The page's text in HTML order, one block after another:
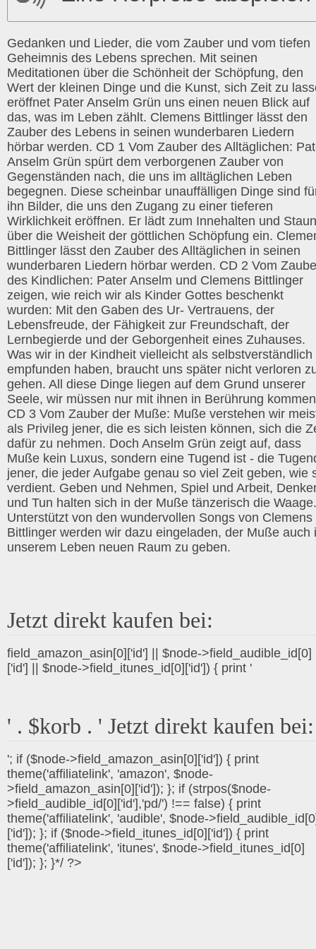
Gedanken und Lieder, die vom Zauber und vom tiefen
Geheimnis des Lebens sprechen. Mit seinen
Meditationen über die Schönheit der Schöpfung, den
Wert der kleinen Dinge und die Kunst, sich Zeit zu
eröffnet Pater Anselm Grün uns einen neuen Blick auf
das, was im Leben zählt. Clemens Bittlinger lässt den
Zauber des Lebens in seinen wunderbaren Liedern
hörbar werden. CD 1 Vom Zauber des Alltäglichen:
Anselm Grün spürt dem verborgenen Zauber von
Gegenständen nach, die uns im alltäglichen Leben
begegnen. Diese scheinbar unauffälligen Dinge sind
ihn Bilder, die uns den Zugang zu einer tieferen
Wirklichkeit eröffnen. Er lädt zum Innehalten und
über die Weisheit der göttlichen Schöpfung ein.
Bittlinger lässt den Zauber des Alltäglichen in seinen
wunderbaren Liedern hörbar werden. CD 2 Vom
des Kindlichen: Pater Anselm und Clemens Bittlinger
zeigen, wie reich wir als Kinder Gottes beschenkt
wurden: Mit den Gaben des Ur- Vertrauens, der
Lebensfreude, der Fähigkeit zur Freundschaft, der
Lernbegierde und der Geborgenheit eines Zuhauses.
Was wir in der Kindheit vielleicht als selbstverständlich
empfunden haben, braucht uns später nicht verloren
gehen. All diese Dinge liegen auf dem Grund unserer
Seele, wir müssen nur mit ihnen in Berührung
CD 3 Vom Zauber der Muße: Muße verstehen wir
als Privileg jener, die es sich leisten können, sich die
dafür zu nehmen. Doch Anselm Grün zeigt auf, dass
Muße kein Luxus, sondern eine Tugend ist - die
jener, die jeder Aufgabe genau so viel Zeit geben, wie
verdient. Geben und Nehmen, Spiel und Arbeit,
und Tun halten sich in der Muße tänzerisch die Waage.
Unterstützt von den wundervollen Songs von Clemens
Bittlinger werden wir dazu eingeladen, der Muße auch
unserem Leben neuen Raum zu geben.
Jetzt direkt kaufen bei:
field_amazon_asin[0]['id'] || $node->field_audible_id[0]
['id'] || $node->field_itunes_id[0]['id']) { print '
' . $korb . ' Jetzt direkt kaufen bei:
'; if ($node->field_amazon_asin[0]['id']) { print
theme('affiliatelink', 'amazon', $node-
>field_amazon_asin[0]['id']); }; if (strpos($node-
>field_audible_id[0]['id'],'pd/') !== false) { print
theme('affiliatelink', 'audible', $node-
['id']); }; if ($node->field_itunes_id[0]['id']) { print
theme('affiliatelink', 'itunes', $node->field_itunes_id[0]
['id']); }; }*/ ?>